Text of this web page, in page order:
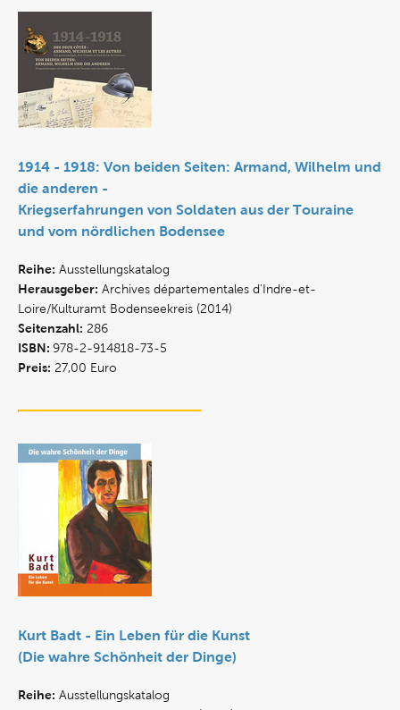
1914 - 1918: Von beiden Seiten: Armand, Wilhelm und
die anderen -
Kriegserfahrungen von Soldaten aus der Touraine
und vom nördlichen Bodensee
Reihe: Ausstellungskatalog
Herausgeber: Archives départementales d'Indre-et-
Loire/Kulturamt Bodenseekreis (2014)
Seitenzahl: 286
ISBN: 978-2-914818-73-5
Preis: 27,00 Euro
Kurt Badt - Ein Leben für die Kunst
(Die wahre Schönheit der Dinge)
Reihe: Ausstellungskatalog